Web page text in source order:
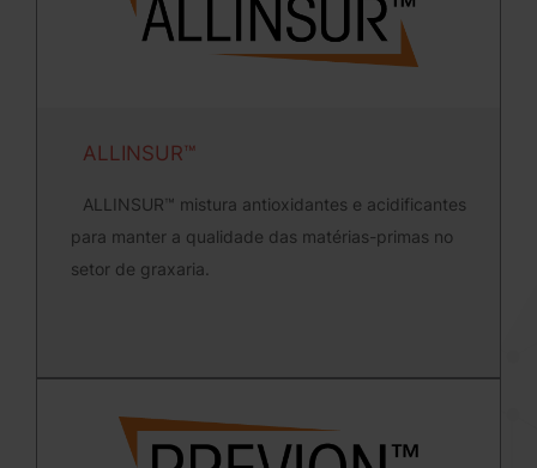
ALLINSUR™
ALLINSUR™ mistura antioxidantes e acidificantes
para manter a qualidade das matérias-primas no
setor de graxaria.